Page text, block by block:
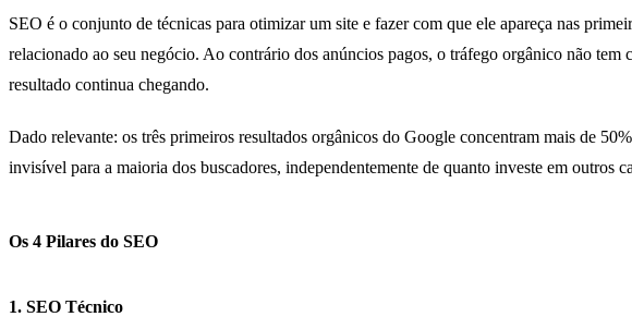
SEO é o conjunto de técnicas para otimizar um site e fazer com que ele apareça nas
relacionado ao seu negócio. Ao contrário dos anúncios pagos, o tráfego orgânico não
resultado continua chegando.
Dado relevante: os três primeiros resultados orgânicos do Google concentram mais de
invisível para a maioria dos buscadores, independentemente de quanto investe em outros
Os 4 Pilares do SEO
1. SEO Técnico